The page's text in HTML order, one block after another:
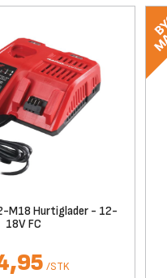
M18 Hurtiglader - 12-
18V FC
/STK